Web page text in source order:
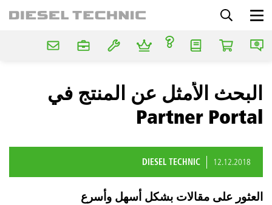
البحث الأمثل عن المنتج في
Partner Portal
12.12.2018
DIESEL TECHNIC
العثور على مقالات بشكل أسهل وأسرع